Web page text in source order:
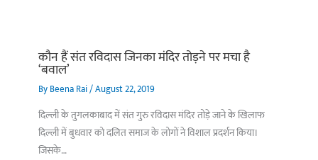
कौन हैं संत रविदास जिनका मंदिर तोड़ने पर मचा है
‘बवाल’
ByBeena Rai/August 22, 2019
दिल्ली के तुगलकाबाद में संत गुरु रविदास मंदिर तोड़े जाने के खिलाफ
दिल्ली में बुधवार को दलित समाज के लोगों ने विशाल प्रदर्शन किया।
जिसके…